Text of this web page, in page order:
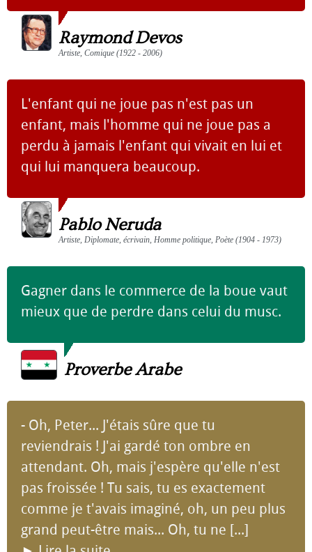
Raymond Devos
Artiste, Comique (1922 - 2006)
L'enfant qui ne joue pas n'est pas un
enfant, mais l'homme qui ne joue pas a
perdu à jamais l'enfant qui vivait en lui et
qui lui manquera beaucoup.
Pablo Neruda
Artiste, Diplomate, écrivain, Homme politique, Poète (1904 - 1973)
Gagner dans le commerce de la boue vaut
mieux que de perdre dans celui du musc.
Proverbe Arabe
- Oh, Peter... J'étais sûre que tu
reviendrais ! J'ai gardé ton ombre en
attendant. Oh, mais j'espère qu'elle n'est
pas froissée ! Tu sais, tu es exactement
comme je t'avais imaginé, oh, un peu plus
grand peut-être mais... Oh, tu ne [...]